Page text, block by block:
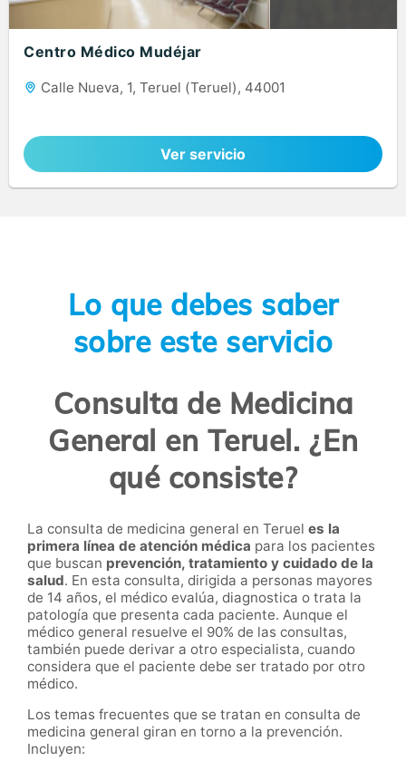
Centro Médico Mudéjar
Calle Nueva, 1, Teruel (Teruel), 44001
Ver servicio
Lo que debes saber
sobre este servicio
Consulta de Medicina
General en Teruel. ¿En
qué consiste?
La consulta de medicina general en Teruel es la
primera línea de atención médica para los pacientes
que buscan prevención, tratamiento y cuidado de la
salud. En esta consulta, dirigida a personas mayores
de 14 años, el médico evalúa, diagnostica o trata la
patología que presenta cada paciente. Aunque el
médico general resuelve el 90% de las consultas,
también puede derivar a otro especialista, cuando
considera que el paciente debe ser tratado por otro
médico.
Los temas frecuentes que se tratan en consulta de
medicina general giran en torno a la prevención.
Incluyen: